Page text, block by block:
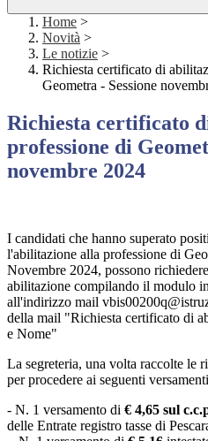
Home >
Novità >
Le notizie >
Richiesta certificato di
Geometra - Sessione
Richiesta certificato
professione di
novembre 2024
I candidati che hanno superato
l'abilitazione alla professione di
Novembre 2024, possono
abilitazione compilando il modulo
all'indirizzo mail
della mail "Richiesta certificato di
e Nome"
La segreteria, una volta raccolte le
per procedere ai seguenti
- N. 1 versamento di € 4,65 sul
delle Entrate registro tasse di